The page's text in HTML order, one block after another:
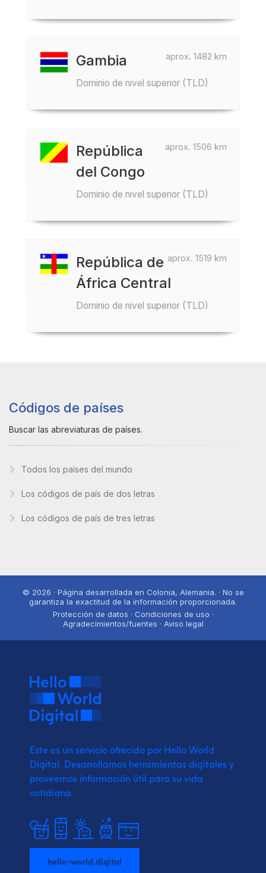
aprox. 1482 km
Gambia
Dominio de nivel superior (TLD)
aprox. 1506 km
República
del Congo
Dominio de nivel superior (TLD)
aprox. 1519 km
República de
África Central
Dominio de nivel superior (TLD)
Códigos de países
Buscar las abreviaturas de países.
Todos los países del mundo
Los códigos de país de dos letras
Los códigos de país de tres letras
© 2026 · Página desarrollada en Colonia, Alemania. · No se
garantiza la exactitud de la información proporcionada.
Protección de datos · Condiciones de uso ·
Agradecimientos/fuentes · Aviso legal
Este es un servicio ofrecido por Hello World
Digital. Desarrollamos herramientas digitales y
proveemos información útil para su vida
cotidiana.
hello-world.digital